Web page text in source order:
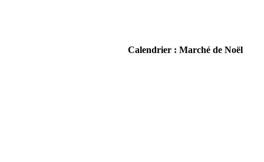
Calendrier : Marché de Noël